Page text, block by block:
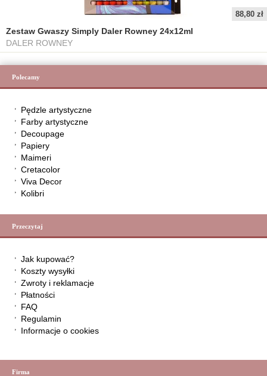
88,80 zł
Zestaw Gwaszy Simply Daler Rowney 24x12ml
DALER ROWNEY
Polecamy
Pędzle artystyczne
Farby artystyczne
Decoupage
Papiery
Maimeri
Cretacolor
Viva Decor
Kolibri
Przeczytaj
Jak kupować?
Koszty wysyłki
Zwroty i reklamacje
Płatności
FAQ
Regulamin
Informacje o cookies
Firma